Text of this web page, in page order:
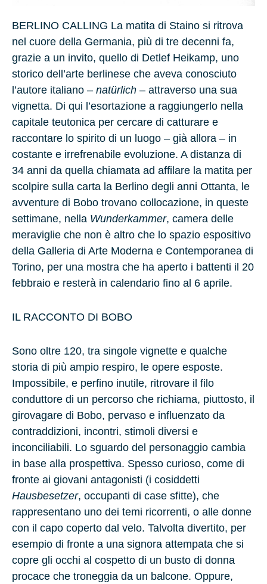
BERLINO CALLING La matita di Staino si ritrova
nel cuore della Germania, più di tre decenni fa,
grazie a un invito, quello di Detlef Heikamp, uno
storico dell’arte berlinese che aveva conosciuto
l’autore italiano – natürlich – attraverso una sua
vignetta. Di qui l’esortazione a raggiungerlo nella
capitale teutonica per cercare di catturare e
raccontare lo spirito di un luogo – già allora – in
costante e irrefrenabile evoluzione. A distanza di
34 anni da quella chiamata ad affilare la matita per
scolpire sulla carta la Berlino degli anni Ottanta, le
avventure di Bobo trovano collocazione, in queste
settimane, nella Wunderkammer, camera delle
meraviglie che non è altro che lo spazio espositivo
della Galleria di Arte Moderna e Contemporanea di
Torino, per una mostra che ha aperto i battenti il 20
febbraio e resterà in calendario fino al 6 aprile.
IL RACCONTO DI BOBO
Sono oltre 120, tra singole vignette e qualche
storia di più ampio respiro, le opere esposte.
Impossibile, e perfino inutile, ritrovare il filo
conduttore di un percorso che richiama, piuttosto, il
girovagare di Bobo, pervaso e influenzato da
contraddizioni, incontri, stimoli diversi e
inconciliabili. Lo sguardo del personaggio cambia
in base alla prospettiva. Spesso curioso, come di
fronte ai giovani antagonisti (i cosiddetti
Hausbesetzer, occupanti di case sfitte), che
rappresentano uno dei temi ricorrenti, o alle donne
con il capo coperto dal velo. Talvolta divertito, per
esempio di fronte a una signora attempata che si
copre gli occhi al cospetto di un busto di donna
procace che troneggia da un balcone. Oppure,